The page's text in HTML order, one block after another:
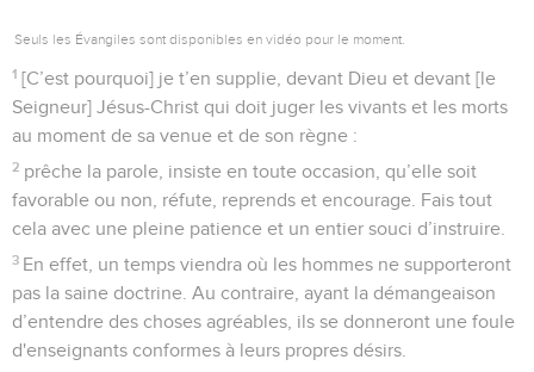
Seuls les Évangiles sont disponibles en vidéo pour le moment.
1 [C’est pourquoi] je t’en supplie, devant Dieu et devant [le
Seigneur] Jésus-Christ qui doit juger les vivants et les morts
au moment de sa venue et de son règne :
2 prêche la parole, insiste en toute occasion, qu’elle soit
favorable ou non, réfute, reprends et encourage. Fais tout
cela avec une pleine patience et un entier souci d’instruire.
3 En effet, un temps viendra où les hommes ne supporteront
pas la saine doctrine. Au contraire, ayant la démangeaison
d’entendre des choses agréables, ils se donneront une foule
d'enseignants conformes à leurs propres désirs.